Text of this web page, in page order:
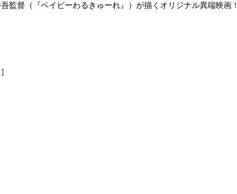
監督（『ベイビーわるきゅーれ』）が描くオリジナル異端映画！